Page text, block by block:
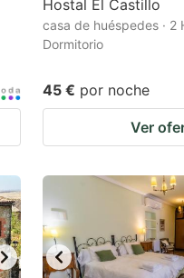
Hostal El Castillo
casa de huéspedes · 2
Dormitorio
45 € por noche
Ver